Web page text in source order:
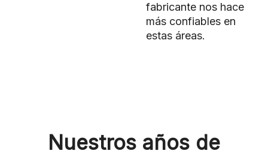
fabricante nos hace
más confiables en
estas áreas.
Nuestros años de